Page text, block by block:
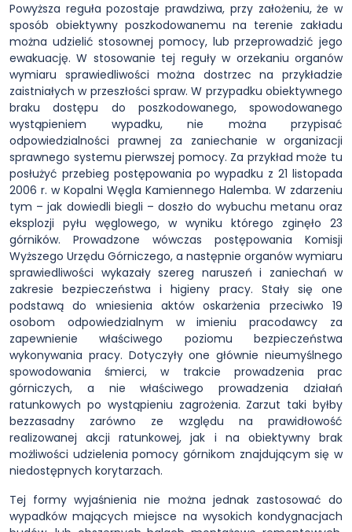
Powyższa reguła pozostaje prawdziwa, przy założeniu, że w
sposób obiektywny poszkodowanemu na terenie zakładu
można udzielić stosownej pomocy, lub przeprowadzić jego
ewakuację. W stosowanie tej reguły w orzekaniu organów
wymiaru sprawiedliwości można dostrzec na przykładzie
zaistniałych w przeszłości spraw. W przypadku obiektywnego
braku dostępu do poszkodowanego, spowodowanego
wystąpieniem wypadku, nie można przypisać
odpowiedzialności prawnej za zaniechanie w organizacji
sprawnego systemu pierwszej pomocy. Za przykład może tu
posłużyć przebieg postępowania po wypadku z 21 listopada
2006 r. w Kopalni Węgla Kamiennego Halemba. W zdarzeniu
tym – jak dowiedli biegli – doszło do wybuchu metanu oraz
eksplozji pyłu węglowego, w wyniku którego zginęło 23
górników. Prowadzone wówczas postępowania Komisji
Wyższego Urzędu Górniczego, a następnie organów wymiaru
sprawiedliwości wykazały szereg naruszeń i zaniechań w
zakresie bezpieczeństwa i higieny pracy. Stały się one
podstawą do wniesienia aktów oskarżenia przeciwko 19
osobom odpowiedzialnym w imieniu pracodawcy za
zapewnienie właściwego poziomu bezpieczeństwa
wykonywania pracy. Dotyczyły one głównie nieumyślnego
spowodowania śmierci, w trakcie prowadzenia prac
górniczych, a nie właściwego prowadzenia działań
ratunkowych po wystąpieniu zagrożenia. Zarzut taki byłby
bezzasadny zarówno ze względu na prawidłowość
realizowanej akcji ratunkowej, jak i na obiektywny brak
możliwości udzielenia pomocy górnikom znajdującym się w
niedostępnych korytarzach.
Tej formy wyjaśnienia nie można jednak zastosować do
wypadków mających miejsce na wysokich kondygnacjach